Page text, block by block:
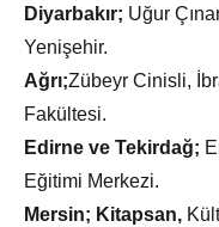
Diyarbakır; Uğur
Yenişehir.
Ağrı;Zübeyr Cinisli,
Fakültesi.
Edirne ve Tekirdağ;
Eğitimi Merkezi.
Mersin; Kitapsan,